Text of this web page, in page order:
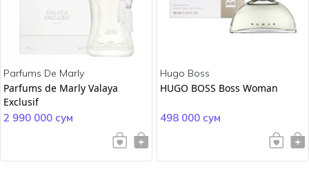
Parfums De Marly
Parfums de Marly Valaya
Exclusif
2 990 000 сум
Hugo Boss
HUGO BOSS Boss Woman
498 000 сум